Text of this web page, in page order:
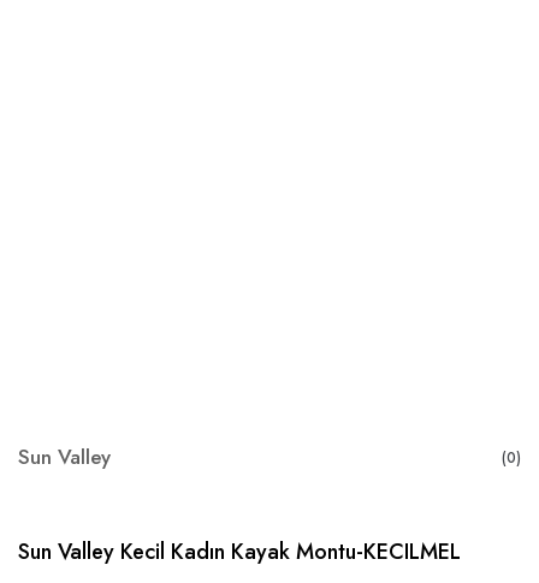
Sun Valley (0)
Sun Valley Kecil Kadın Kayak Montu-KECILMEL